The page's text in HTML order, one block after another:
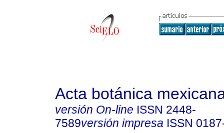
Acta botánica
versión On-line ISSN 2448-
7589versión impresa ISSN